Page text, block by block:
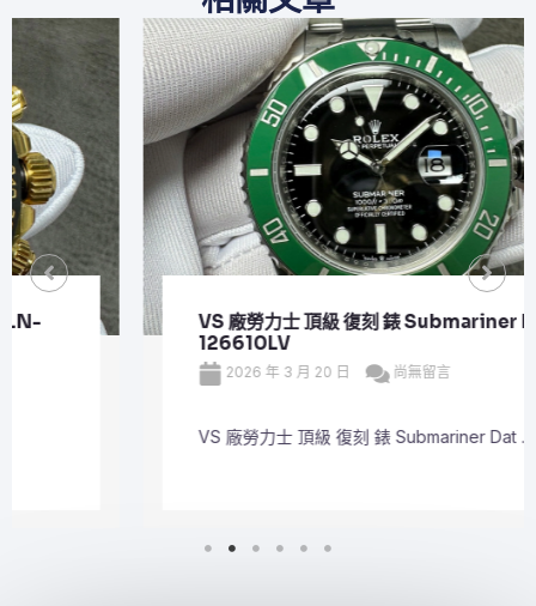
VS 廠勞力士 頂級 復刻 錶 Submariner Date
126610LV
2026 年 3 月 20 日 尚無留言
VS 廠勞力士 頂級 復刻 錶 Submariner Dat ...